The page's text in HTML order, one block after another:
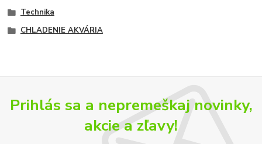
Technika
CHLADENIE AKVÁRIA
Prihlás sa a nepremeškaj novinky,
akcie a zľavy!